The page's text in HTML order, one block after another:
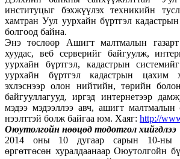
институцыг бэхжүүлэх техникийн
хамтран Уул уурхайн бүртгэл
болгоод байна.
Энэ төслөөр Ашигт малтмалын
хуудас, веб серверийг байгуулж,
уурхайн бүртгэл, кадастрын
уурхайн бүртгэл кадастрын цахим
эхлэснээр олон нийтийн, төрийн
байгууллагууд, иргэд интернетээр
мэдээ мэдээллээ авч, ашигт
нээлттэй болж байгаа юм. Хаяг: http://
Оюутолгойн нөөцөд тодотгол хийгдлээ
2014 оны 10 дугаар сарын 10-ны
өргөтгөсөн хуралдаанаар Оюутолгойн